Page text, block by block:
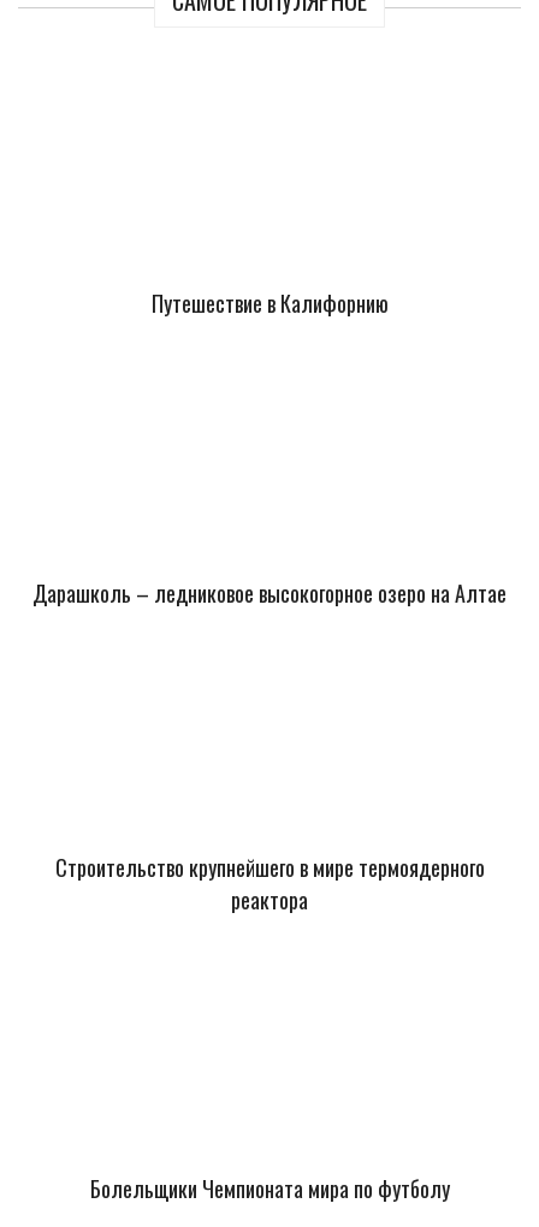
Путешествие в Калифорнию
Дарашколь – ледниковое высокогорное озеро на Алтае
Строительство крупнейшего в мире термоядерного
реактора
Болельщики Чемпионата мира по футболу